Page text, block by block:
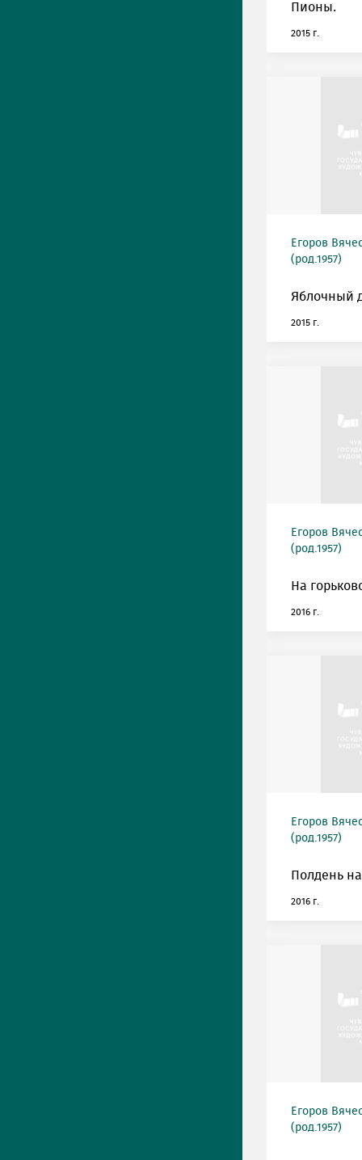
Пионы.
2015 г.
Егоров
(род.1957)
Яблочный
2015 г.
Егоров
(род.1957)
На
2016 г.
Егоров
(род.1957)
Полдень
2016 г.
Егоров
(род.1957)